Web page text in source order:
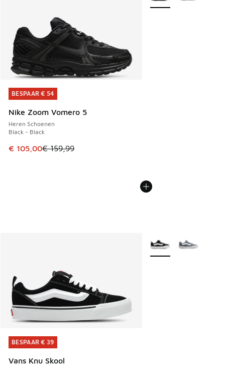
BESPAAR € 54
Nike Zoom Vomero 5
Heren Schoenen
Black - Black
Dit artikel is in de uitverkoop. Dit artikel is in de
€ 105,00€ 159,99
BESPAAR € 54
BESPAAR € 39
Vans Knu Skool
BESPAAR € 39
Meer kleuren